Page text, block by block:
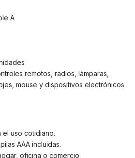
A
remotos, radios, lámparas,
mouse y dispositivos electrónicos
el uso cotidiano.
AAA incluidas.
oficina o comercio.